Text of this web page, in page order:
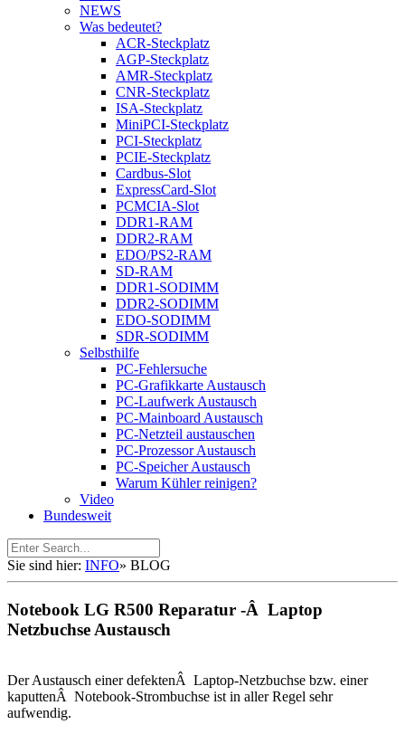
NEWS
Was bedeutet?
ACR-Steckplatz
AGP-Steckplatz
AMR-Steckplatz
CNR-Steckplatz
ISA-Steckplatz
MiniPCI-Steckplatz
PCI-Steckplatz
PCIE-Steckplatz
Cardbus-Slot
ExpressCard-Slot
PCMCIA-Slot
DDR1-RAM
DDR2-RAM
EDO/PS2-RAM
SD-RAM
DDR1-SODIMM
DDR2-SODIMM
EDO-SODIMM
SDR-SODIMM
Selbsthilfe
PC-Fehlersuche
PC-Grafikkarte Austausch
PC-Laufwerk Austausch
PC-Mainboard Austausch
PC-Netzteil austauschen
PC-Prozessor Austausch
PC-Speicher Austausch
Warum Kühler reinigen?
Video
Bundesweit
Sie sind hier: INFO» BLOG
Notebook LG R500 Reparatur -Â Laptop
Netzbuchse Austausch
Der Austausch einer defektenÂ Laptop-Netzbuchse bzw. einer
kaputtenÂ Notebook-Strombuchse ist in aller Regel sehr
aufwendig.